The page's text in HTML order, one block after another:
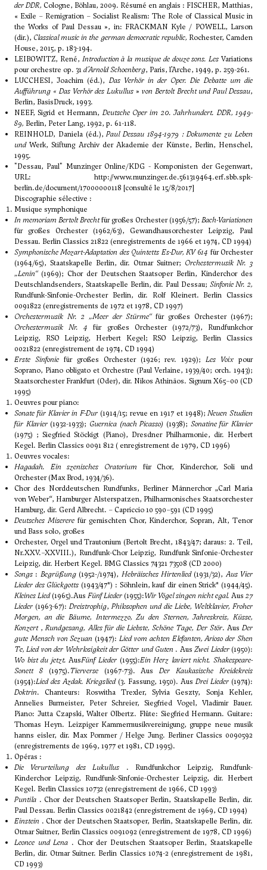
der DDR, Cologne, Böhlau, 2009. Résumé en anglais : FISCHER, Matthias,
« Exile – Remigration – Socialist Realism: The Role of Classical Music in
the Works of Paul Dessau », in: FRACKMAN Kyle / POWELL, Larson
(dir.), Classical music in the german democratic republic, Rochester, Camden
House, 2015, p. 183-194.
LEIBOWITZ, René, Introduction à la musique de douze sons. Les Variations
pour orchestre op. 31d’Arnold Schoenberg, Paris, l’Arche, 1949, p. 259-261.
LUCCHESI, Joachim (éd.), Das Verhör in der Oper. Die Debatte um die
Aufführung « Das Verhör des Lukullus » von Bertolt Brecht und Paul Dessau,
Berlin, BasisDruck, 1993.
NEEF, Sigrid et Hermann, Deutsche Oper im 20. Jahrhundert. DDR, 1949-
89, Berlin, Peter Lang, 1992, p. 61-118.
REINHOLD, Daniela (éd.),Paul Dessau 1894-1979 : Dokumente zu Leben
undWerk, Stiftung Archiv der Akademie der Künste, Berlin, Henschel,
1995.
"Dessau, Paul" Munzinger Online/KDG - Komponisten der Gegenwart,
URL: http://www.munzinger.de.561319464.erf.sbb.spk-
berlin.de/document/17000000118 [consulté le 15/8/2017]
Discographie sélective :
Musique symphonique
In memoriam Bertolt Brechtfür großes Orchester (1956/57); Bach-Variationen
für großes Orchester (1962/63), Gewandhausorchester Leipzig, Paul
Dessau. Berlin Classics 21822 (enregistrements de 1966 et 1974, CD 1994)
Symphonische Mozart-Adaptation des Quintetts Es-Dur, KV 614 für Orchester
(1964/65), Staatskapelle Berlin, dir. Otmar Suitner; Orchestermusik Nr. 3
„Lenin“(1969); Chor der Deutschen Staatsoper Berlin, Kinderchor des
Deutschlandsenders, Staatskapelle Berlin, dir. Paul Dessau; Sinfonie Nr. 2,
Rundfunk-Sinfonie-Orchester Berlin, dir. Rolf Kleinert. Berlin Classics
0091822 (enregistrements de 1972 et 1978, CD 1997)
Orchestermusik Nr. 2 „Meer der Stürme“für großes Orchester (1967);
Orchestermusik Nr. 4 für großes Orchester (1972/73), Rundfunkchor
Leipzig, RSO Leipzig, Herbert Kegel; RSO Leipzig, Berlin Classics
0021822 (enregistrement de 1974, CD 1994)
Erste Sinfoniefür großes Orchester (1926; rev. 1929);Les Voix pour
Soprano, Piano obligato et Orchestre (Paul Verlaine, 1939/40; orch. 1943);
Staatsorchester Frankfurt (Oder), dir. Nikos Athinäos. Signum X65–00 (CD
1995)
Oeuvres pour piano:
Sonate für Klavier in F-Dur (1914/15; revue en 1917 et 1948);Neuen Studien
für Klavier(1932-1933); Guernica (nach Picasso) (1938); Sonatine für Klavier
(1975) ; Siegfried Stöckigt (Piano), Dresdner Philharmonie, dir. Herbert
Kegel. Berlin Classics 0091 812 ( enregistrement de 1979, CD 1996)
Oeuvres vocales:
Hagadah. Ein szenisches Oratorium für Chor, Kinderchor, Soli und
Orchester (Max Brod, 1934/36).
Chor des Norddeutschen Rundfunks, Berliner Männerchor „Carl Maria
von Weber“, Hamburger Alsterspatzen, Philharmonisches Staatsorchester
Hamburg, dir. Gerd Albrecht. – Capriccio 10 590–591 (CD 1995)
Deutsches Misererefür gemischten Chor, Kinderchor, Sopran, Alt, Tenor
und Bass solo, großes
Orchester, Orgel und Trautonium (Bertolt Brecht, 1843/47; daraus: 2. Teil,
Nr.XXV.–XXVIII.), Rundfunk-Chor Leipzig, Rundfunk Sinfonie-Orchester
Leipzig, dir. Herbert Kegel. BMG Classics 74321 73508 (CD 2000)
Songs : Begrüßung(1952-/1974), Hebräisches Hirtenlied(1931/32),Aus Vier
Lieder des Glückgotts (1943/47*) : Söhnlein, kauf dir einen Strick* (1944/45).
Kleines Lied(1965).Aus Fünf Lieder (1955):Wir Vögel singen nicht egal. Aus 27
Lieder (1963-67): Dreistrophig,Philosophen und die Liebe, Weltklavier, Froher
Morgen, an die Bäume, Intermezzo, Zu den Sternen, Jahreskreis, Küsse,
Konzert,Rundgesang, Alles für die Liebste, Schöne Tage, Der Stör. AusDer
gute Mensch von Sezuan (1947):Lied vom achten Elefanten, Arioso der Shen
Te, Lied von der Wehrlosigkeit der Götter und Guten . AusZwei Lieder(1950):
Wo bist du jetzt. AusFünf Lieder (1955):Ein Herz laviert nicht. Shakespeare-
Sonett 8(1975).Tierverse(1967-73). AusDer Kaukasische Kreidekreis
(1954):Lied des Azdak. Kriegslied(3. Fassung, 1950). Aus Drei Lieder (1974):
Doktrin. Chanteurs: Roswitha Trexler, Sylvia Geszty, Sonja Kehler,
Annelies Burmeister, Peter Schreier, Siegfried Vogel, Vladimir Bauer.
Piano: Jutta Czapski, Walter Olbertz. Flûte: Siegfried Hermann. Guitare:
Thomas Heyn. Leizpiger Kammermusikvereinigung, gruppe neue musik
hanns eisler, dir. Max Pommer / Helge Jung. Berliner Classics 0090592
(enregistrements de 1969, 1977 et 1981, CD 1995).
Opéras :
Die Verurteilung des Lukullus . Rundfunkchor Leipzig, Rundfunk-
Kinderchor Leipzig, Rundfunk-Sinfonie-Orchester Leipzig, dir. Herbert
Kegel. Berlin Classics 10732 (enregistrement de 1966, CD 1993)
Puntila . Chor der Deutschen Staatsoper Berlin, Staatskapelle Berlin, dir.
Paul Dessau. Berlin Classics 0021842 (enregistrement de 1969, CD 1994)
Einstein . Chor der Deutschen Staatsoper, Berlin, Staatskapelle Berlin, dir.
Otmar Suitner, Berlin Classics 0091092 (enregistrement de 1978, CD 1996)
Leonce und Lena . Chor der Deutschen Staatsoper Berlin, Staatskapelle
Berlin, dir. Otmar Suitner. Berlin Classics 1074-2 (enregistrement de 1981,
CD 1993)